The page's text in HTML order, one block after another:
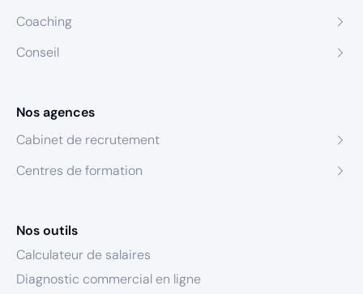
Coaching
Conseil
Nos agences
Cabinet de recrutement
Centres de formation
Nos outils
Calculateur de salaires
Diagnostic commercial en ligne